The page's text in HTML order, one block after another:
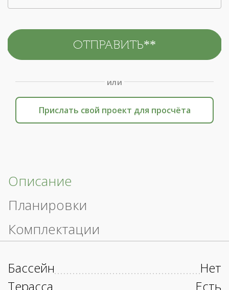
или
Прислать свой проект для просчёта
Описание
Планировки
Комплектации
Бассейн
Нет
Терасса
Есть